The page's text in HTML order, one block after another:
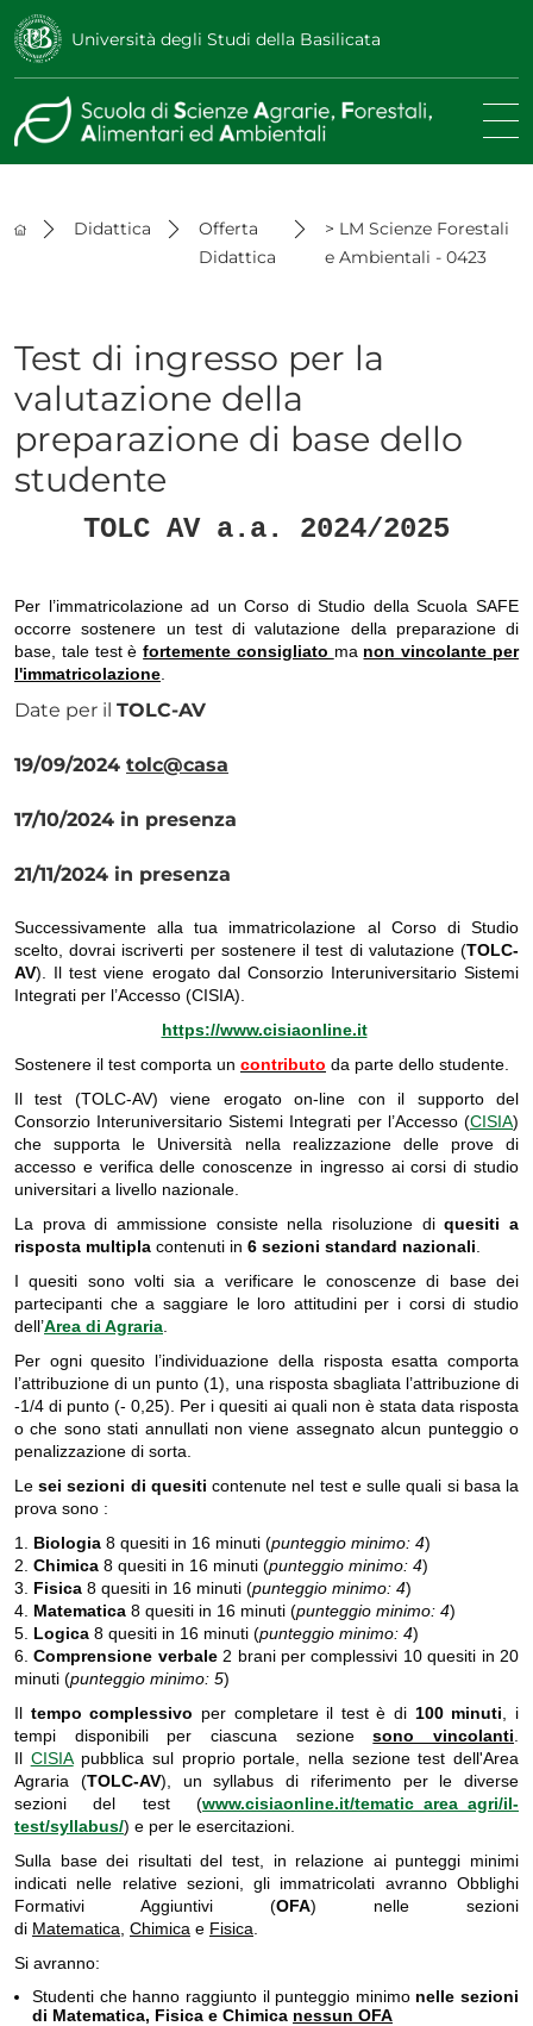
Università degli Studi della Basilicata
Didattica
Offerta
Didattica
> LM Scienze Forestali
e Ambientali - 0423
Test di ingresso per la
valutazione della
preparazione di base dello
studente
TOLC AV a.a. 2024/2025
Per l’immatricolazione ad un Corso di Studio della Scuola SAFE
occorre sostenere un test di valutazione della preparazione di
base, tale test èfortemente consigliato ma non vincolante per
l'immatricolazione
Date per il TOLC-AV
19/09/2024 tolc@casa
17/10/2024 in presenza
21/11/2024 in presenza
Successivamente alla tua immatricolazione al Corso di Studio
scelto, dovrai iscriverti per sostenere il test di valutazione (TOLC-
AV). Il test viene erogato dal Consorzio Interuniversitario Sistemi
Integrati per l’Accesso (CISIA).
https://www.cisiaonline.it
Sostenere il test comporta un contributo da parte dello studente.
Il test (TOLC-AV) viene erogato on-line con il supporto del
Consorzio Interuniversitario Sistemi Integrati per l’Accesso (CISIA)
che supporta le Università nella realizzazione delle prove di
accesso e verifica delle conoscenze in ingresso ai corsi di studio
universitari a livello nazionale.
La prova di ammissione consiste nella risoluzione diquesiti a
risposta multipla contenuti in 6 sezioni standard nazionali
I quesiti sono volti sia a verificare le conoscenze di base dei
partecipanti che a saggiare le loro attitudini per i corsi di studio
dell’Area di Agraria
Per ogni quesito l’individuazione della risposta esatta comporta
l’attribuzione di un punto (1), una risposta sbagliata l’attribuzione di
-1/4 di punto (- 0,25). Per i quesiti ai quali non è stata data risposta
o che sono stati annullati non viene assegnato alcun punteggio o
penalizzazione di sorta.
Lesei sezioni di quesiti contenute nel test e sulle quali si basa la
prova sono :
1. Biologia 8 quesiti in 16 minuti (punteggio minimo: 4)
2. Chimica 8 quesiti in 16 minuti (punteggio minimo: 4)
3. Fisica 8 quesiti in 16 minuti (punteggio minimo: 4)
4. Matematica 8 quesiti in 16 minuti (punteggio minimo: 4)
5. Logica 8 quesiti in 16 minuti (punteggio minimo: 4)
6.Comprensione verbale2 brani per complessivi 10 quesiti in 20
minuti (punteggio minimo: 5)
Il tempo complessivo per completare il test è di 100 minuti , i
tempi disponibili per ciascuna sezionesono vincolanti
Il CISIApubblica sul proprio portale, nella sezione test dell'Area
Agraria (TOLC-AV), un syllabus di riferimento per le diverse
sezioni del test (www.cisiaonline.it/tematic_area_agri/il-
test/syllabus/) e per le esercitazioni.
Sulla base dei risultati del test, in relazione ai punteggi minimi
indicati nelle relative sezioni, gli immatricolati avranno Obblighi
Formativi Aggiuntivi (OFA) nelle sezioni
di Matematica Chimica e Fisica
Si avranno:
Studenti che hanno raggiunto il punteggio minimo nelle sezioni
di Matematica, Fisica e Chimica nessun OFA